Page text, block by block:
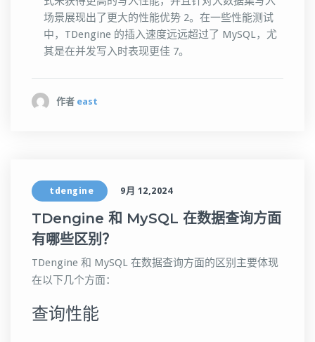
场景展现出了更大的性能优势 2。在一些性能测试
中，TDengine 的插入速度远远超过了 MySQL，尤
其是在并发写入时表现更佳 7。
作者 east
tdengine 9月 12,2024
TDengine 和 MySQL 在数据查询方面
有哪些区别？
TDengine 和 MySQL 在数据查询方面的区别主要体现
在以下几个方面：
查询性能